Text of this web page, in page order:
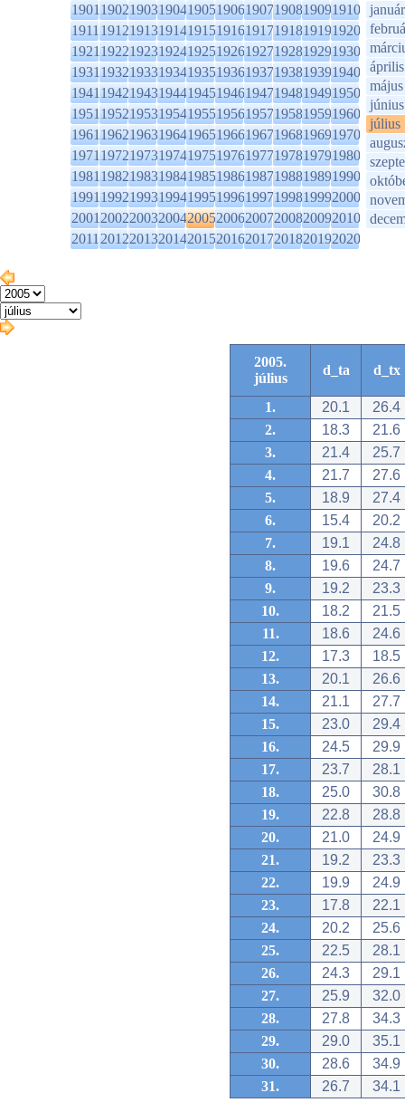
1901190219031904190519061907190819091910
1911191219131914191519161917191819191920
1921192219231924192519261927192819291930
1931193219331934193519361937193819391940
1941194219431944194519461947194819491950
1951195219531954195519561957195819591960
1961196219631964196519661967196819691970
1971197219731974197519761977197819791980
1981198219831984198519861987198819891990
1991199219931994199519961997199819992000
2001200220032004200520062007200820092010
2011201220132014201520162017201820192020
január
április
május
június
július
2005.
július
d_ta d_tx
1. 20.1
26.4
2.
18.3
21.6
3.
21.4
25.7
4.
21.7
27.6
5.
18.9
27.4
6.
15.4
20.2
7.
19.1
24.8
8.
19.6
24.7
9.
19.2
23.3
10.
18.2
21.5
11.
18.6
24.6
12.
17.3
18.5
13.
20.1
26.6
14.
21.1
27.7
15.
23.0
29.4
16.
24.5
29.9
17.
23.7
28.1
18.
25.0
30.8
19.
22.8
28.8
20.
21.0
24.9
21.
19.2
23.3
22.
19.9
24.9
23.
17.8
22.1
24.
20.2
25.6
25.
22.5
28.1
26.
24.3
29.1
27.
25.9
32.0
28.
27.8
34.3
29.
29.0
35.1
30.
28.6
34.9
31.
26.7 34.1